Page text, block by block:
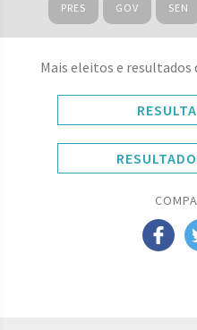
PRES GOV SEN
Mais eleitos e resultados